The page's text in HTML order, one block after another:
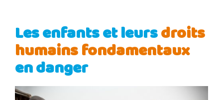
Les enfants et leursdroits
humains fondamentaux
en danger